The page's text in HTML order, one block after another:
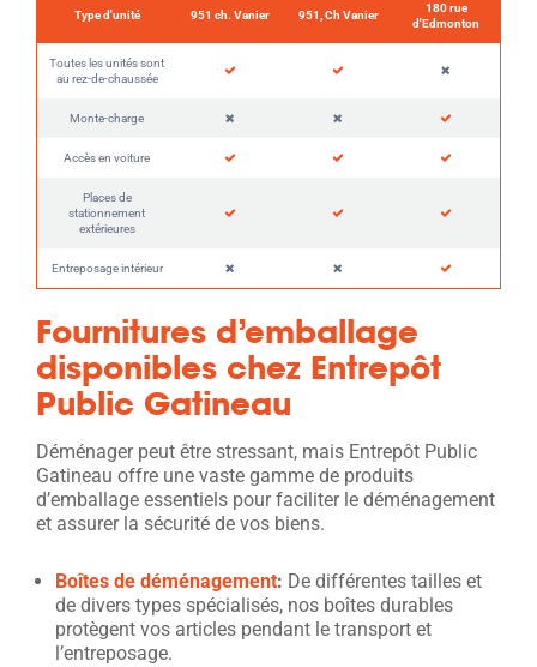
Type d'unité 951 ch. Vanier 951, Ch Vanier
180 rue
d'Edmonton
Toutes les unités sont
au rez-de-chaussée
Monte-charge
Accès en voiture
Places de
stationnement
extérieures
Entreposage intérieur
Fournitures d’emballage
disponibles chez Entrepôt
Public Gatineau
Déménager peut être stressant, mais Entrepôt Public
Gatineau offre une vaste gamme de produits
d’emballage essentiels pour faciliter le déménagement
et assurer la sécurité de vos biens.
Boîtes de déménagement: De différentes tailles et
de divers types spécialisés, nos boîtes durables
protègent vos articles pendant le transport et
l’entreposage.